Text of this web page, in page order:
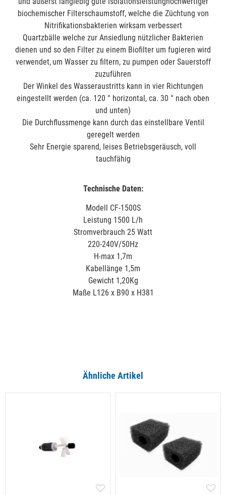
biochemischer Filterschaumstoff, welche die Züchtung von
Nitrifikationsbakterien wirksam verbessert
Quartzbälle welche zur Ansiedlung nützlicher Bakterien
dienen und so den Filter zu einem Biofilter um fugieren wird
verwendet, um Wasser zu filtern, zu pumpen oder Sauerstoff
zuzuführen
Der Winkel des Wasseraustritts kann in vier Richtungen
eingestellt werden (ca. 120 ° horizontal, ca. 30 ° nach oben
und unten)
Die Durchflussmenge kann durch das einstellbare Ventil
geregelt werden
Sehr Energie sparend, leises Betriebsgeräusch, voll
tauchfähig
Technische Daten:
Modell CF-1500S
Leistung 1500 L/h
Stromverbrauch 25 Watt
220-240V/50Hz
H-max 1,7m
Kabellänge 1,5m
Gewicht 1,20Kg
Maße L126 x B90 x H381
Ähnliche Artikel